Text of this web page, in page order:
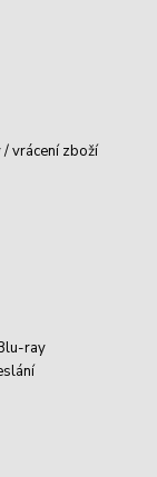
vrácení zboží
ray